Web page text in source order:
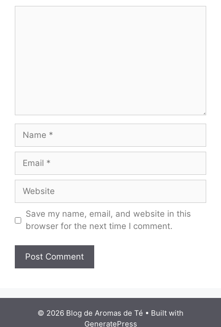
Name
Email
Website
Save my name, email, and website in this
browser for the next time I comment.
© 2026 Blog de Aromas de Té • Built with
GeneratePress